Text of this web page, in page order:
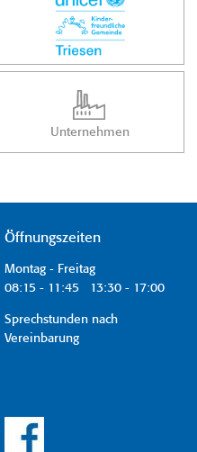
Unternehmen
Öffnungszeiten
Montag - Freitag
08:15 - 11:45 13:30 - 17:00
Sprechstunden nach
Vereinbarung